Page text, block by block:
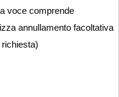
voce comprende
annullamento facoltativa
richiesta)